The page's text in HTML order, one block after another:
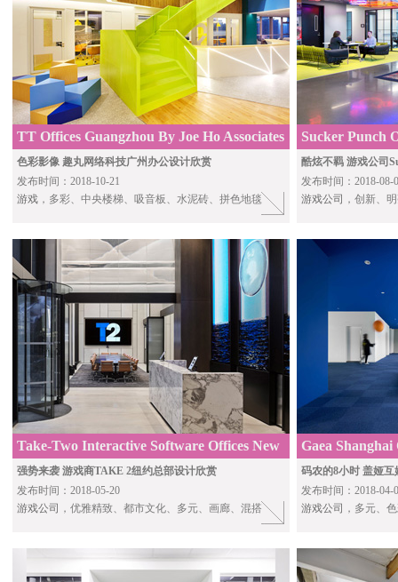
TT Offices Guangzhou By Joe Ho Associates
色彩影像 趣丸网络科技广州办公设计欣赏
发布时间：2018-10-21
游戏 ，多彩、中央楼梯、吸音板、水泥砖、拼色地毯
Sucker Punch
Architects
酷炫不羁 游戏公司
发布时间：2018-08-
游戏公司 ，创新、
Take-Two Interactive Software Offices New
York City By Design Republic
强势来袭 游戏商TAKE 2纽约总部设计欣赏
发布时间：2018-05-20
游戏公司 ，优雅精致、都市文化、多元、画廊、混搭
Gaea
码农的8小时 盖娅
发布时间：2018-04-
游戏公司 ，多元、